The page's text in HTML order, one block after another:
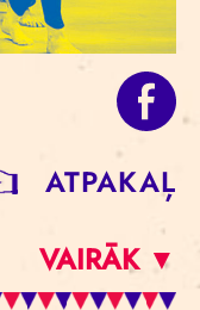
ATPAKAĻ
VAIRĀK ▼